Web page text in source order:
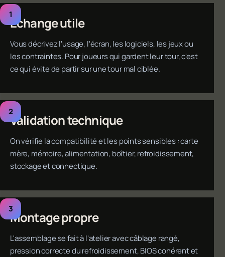
Échange utile
Vous décrivez l'usage, l'écran, les logiciels, les jeux ou
les contraintes. Pour joueurs qui gardent leur tour, c'est
ce qui évite de partir sur une tour mal ciblée.
Validation technique
On vérifie la compatibilité et les points sensibles : carte
mère, mémoire, alimentation, boîtier, refroidissement,
stockage et connectique.
Montage propre
L'assemblage se fait à l'atelier avec câblage rangé,
pression correcte du refroidissement, BIOS cohérent et